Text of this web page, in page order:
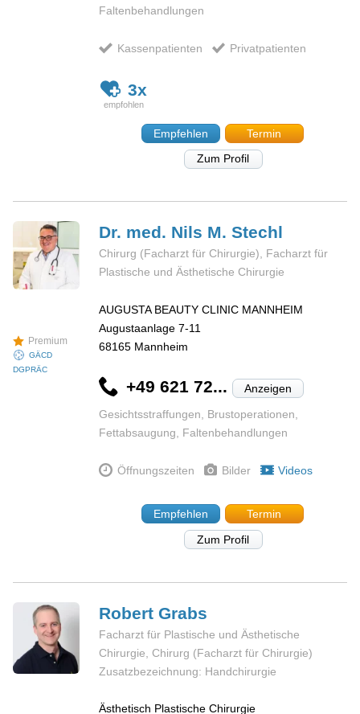
Faltenbehandlungen
Kassenpatienten Privatpatienten
3x
Empfehlen
Termin
Zum Profil
Premium
GÄCD
DGPRÄC
Dr. med. Nils M.Stechl
Chirurg (Facharzt für Chirurgie), Facharzt für
Plastische und Ästhetische Chirurgie
AUGUSTA BEAUTY CLINIC MANNHEIM
Augustaanlage 7-11
68165 Mannheim
+49 621 72... Anzeigen
Gesichtsstraffungen, Brustoperationen,
Fettabsaugung, Faltenbehandlungen
Öffnungszeiten Bilder Videos
Empfehlen
Termin
Zum Profil
RobertGrabs
Facharzt für Plastische und Ästhetische
Chirurgie, Chirurg (Facharzt für Chirurgie)
Zusatzbezeichnung: Handchirurgie
Ästhetisch Plastische Chirurgie